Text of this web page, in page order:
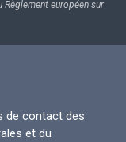
européen sur
de contact des
et du